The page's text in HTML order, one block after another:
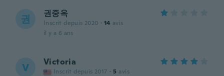
권 권중옥
Inscrit depuis 2020 · 14 avis
il y a 6 ans
V Victoria
Inscrit depuis 2017 · 5 avis